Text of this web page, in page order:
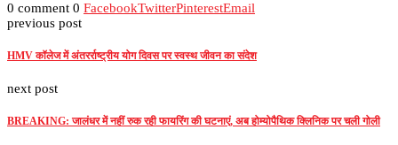
0 comment 0 FacebookTwitterPinterestEmail
previous post
HMV कॉलेज में अंतरर्राष्ट्रीय योग दिवस पर स्वस्थ जीवन का संदेश
next post
BREAKING: जालंधर में नहीं रुक रही फायरिंग की घटनाएं, अब होम्योपैथिक क्लिनिक पर चली गोली